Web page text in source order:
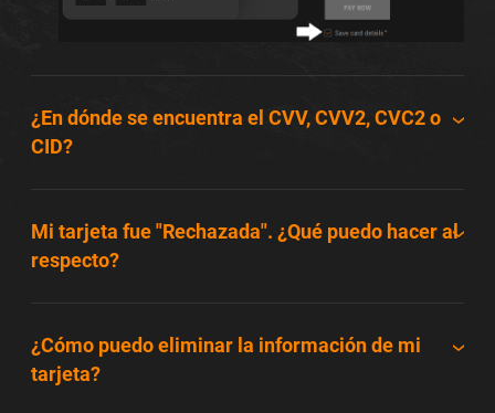
¿En dónde se encuentra el CVV, CVV2, CVC2 o
CID?
Mi tarjeta fue "Rechazada". ¿Qué puedo hacer al
respecto?
¿Cómo puedo eliminar la información de mi
tarjeta?